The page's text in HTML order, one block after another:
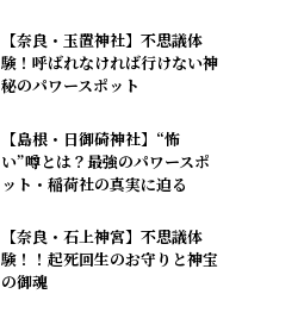
【奈良・玉置神社】不思議体
験！呼ばれなければ行けない神
秘のパワースポット
【島根・日御碕神社】“怖
い”噂とは？最強のパワースポ
ット・稲荷社の真実に迫る
【奈良・石上神宮】不思議体
験！！起死回生のお守りと神宝
の御魂